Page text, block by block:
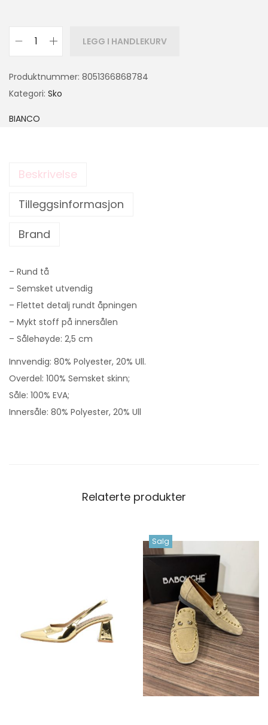
LEGG I HANDLEKURV
Produktnummer: 8051366868784
Kategori: Sko
BIANCO
Beskrivelse
Tilleggsinformasjon
Brand
– Rund tå
– Semsket utvendig
– Flettet detalj rundt åpningen
– Mykt stoff på innersålen
– Sålehøyde: 2,5 cm
Innvendig: 80% Polyester, 20% Ull.
Overdel: 100% Semsket skinn;
Såle: 100% EVA;
Innersåle: 80% Polyester, 20% Ull
Relaterte produkter
Salg